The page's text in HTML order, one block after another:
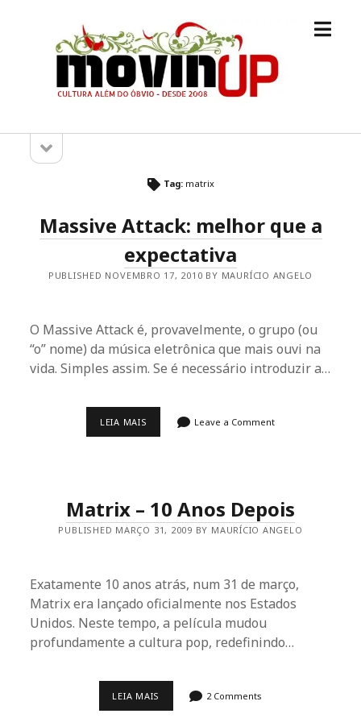
M.O.V.I.N
[UP]
open
Sidebarsidebar
Tag: matrix
Massive Attack: melhor que a
expectativa
PUBLISHED NOVEMBRO 17, 2010 BY MAURÍCIO ANGELO
O Massive Attack é, provavelmente, o grupo (ou
“o” nome) da música eletrônica que mais ouvi na
vida. Simples assim. Se é necessário introduzir a…
LEIA MAIS MASSIVE Leave a Comment
Matrix – 10 Anos Depois
PUBLISHED MARÇO 31, 2009 BY MAURÍCIO ANGELO
Exatamente 10 anos atrás, num 31 de março,
Matrix era lançado oficialmente nos Estados
Unidos. Neste tempo, a película mudou
profundamente a cultura pop, redefinindo…
LEIA MAIS MATRIX
2 Comments